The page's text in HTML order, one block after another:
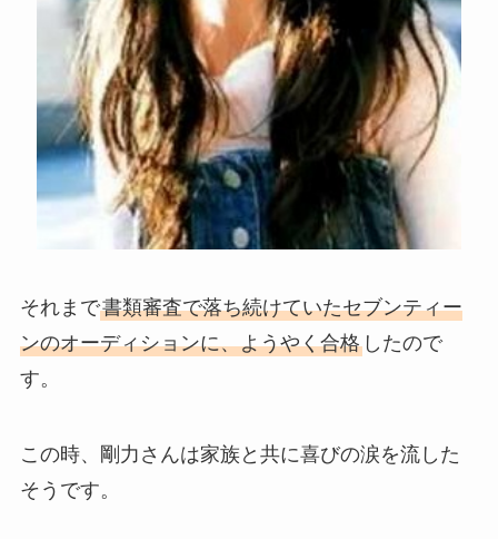
それまで書類審査で落ち続けていたセブンティー
ンのオーディションに、ようやく合格したので
す。
この時、剛力さんは家族と共に喜びの涙を流した
そうです。